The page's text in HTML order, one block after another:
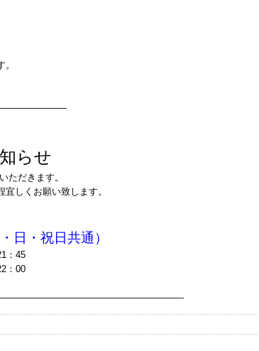
らせ
ただきます。
しくお願い致します。
・祝日共通）
：45
00